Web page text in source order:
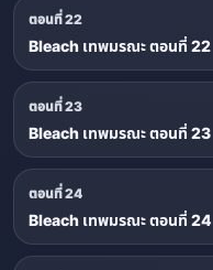
ตอนที่ 22
Bleach เทพมรณะ ตอนที่ 22
ตอนที่ 23
Bleach เทพมรณะ ตอนที่ 23
ตอนที่ 24
Bleach เทพมรณะ ตอนที่ 24